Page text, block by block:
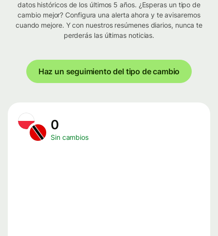
datos históricos de los últimos 5 años. ¿Esperas un tipo de
cambio mejor? Configura una alerta ahora y te avisaremos
cuando mejore. Y con nuestros resúmenes diarios, nunca te
perderás las últimas noticias.
Haz un seguimiento del tipo de cambio
0
Sin cambios